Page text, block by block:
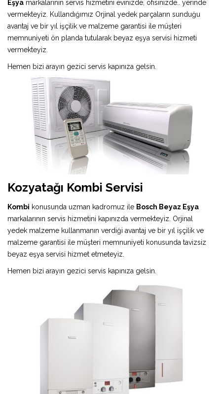
Eşya markalarının servis hizmetini evinizde, ofisinizde.. yerinde
vermekteyiz. Kullandığımız Orjinal yedek parçaların sunduğu
avantaj ve bir yıl işçilik ve malzeme garantisi ile müşteri
memnuniyeti ön planda tutularak beyaz eşya servisi hizmeti
vermekteyiz.
Hemen bizi arayın gezici servis kapınıza gelsin.
Kozyatağı Kombi Servisi
Kombi konusunda uzman kadromuz ile Bosch Beyaz Eşya
markalarının servis hizmetini kapınızda vermekteyiz. Orjinal
yedek malzeme kullanmanın verdiği avantaj ve bir yıl işçilik ve
malzeme garantisi ile müşteri memnuniyeti konusunda tavizsiz
beyaz eşya servisi hizmet etmeteyiz.
Hemen bizi arayın gezici servis kapınıza gelsin.